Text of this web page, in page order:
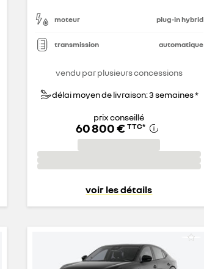
moteur plug-in hybrid
transmission automatique
vendu par plusieurs concessions
délai moyen de livraison: 3 semaines *
prix conseillé
60 800 € TTC*
voir les détails